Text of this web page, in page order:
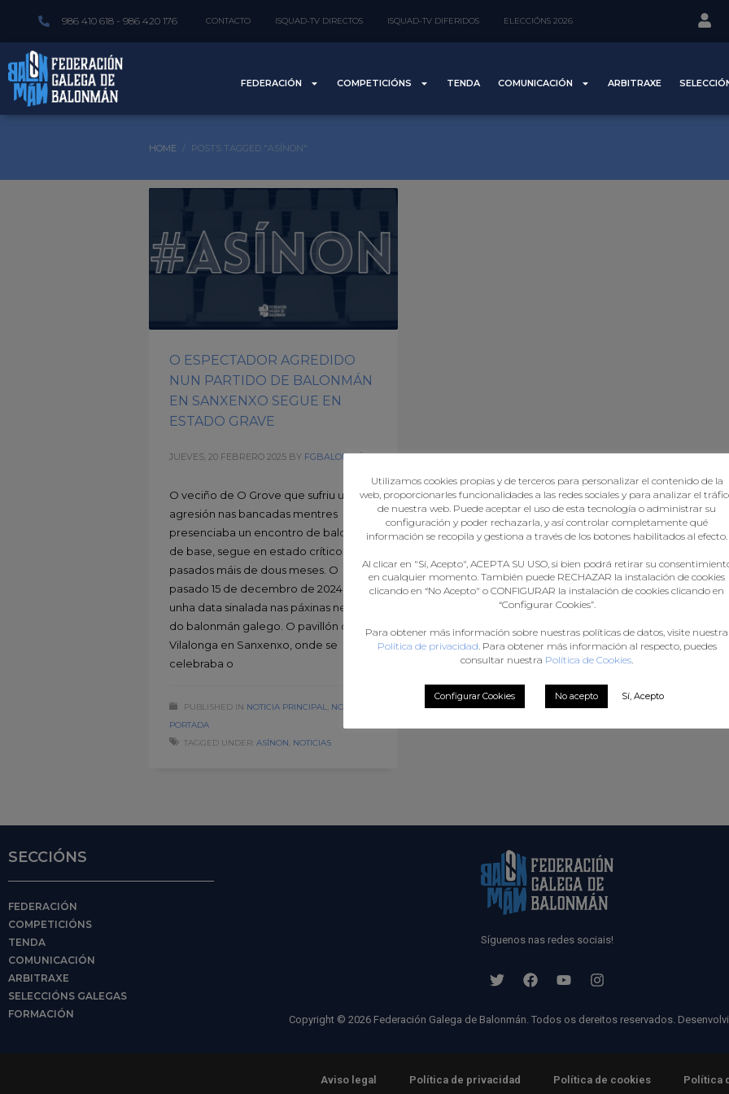
986 410 618 - 986 420 176 CONTACTO ISQUAD-TV DIRECTOS ISQUAD-TV DIFERIDOS ELECCIÓNS 2026
FEDERACIÓN COMPETICIÓNS TENDA COMUNICACIÓN ARBITRAXE
HOME POSTS TAGGED "ASÍNON"
O ESPECTADOR AGREDIDO
NUN PARTIDO DE BALONMÁN
EN SANXENXO SEGUE EN
ESTADO GRAVE
JUEVES, 20 FEBRERO 2025 BY FGBALONMÁN
O veciño de O Grove que sufriu unha
agresión nas bancadas mentres
presenciaba un encontro de balonmán
de base, segue en estado crítico
pasados máis de dous meses. O
pasado 15 de decembro de 2024 é
unha data sinalada nas páxinas negras
do balonmán galego. O pavillón de
Vilalonga en Sanxenxo, onde se
celebraba o
PUBLISHED IN NOTICIA PRINCIPAL NOTICIAS
PORTADA
TAGGED UNDER: ASÍNON NOTICIAS
SECCIÓNS
FEDERACIÓN
COMPETICIÓNS
TENDA
COMUNICACIÓN
ARBITRAXE
SELECCIÓNS GALEGAS
FORMACIÓN
Síguenos nas redes sociais!
Copyright © 2026 Federación Galega de Balonmán. Todos os dereitos reservados.
Aviso legal Política de privacidad Política de cookies Política
Utilizamos cookies propias y de terceros para personalizar el contenido de la
web, proporcionarles funcionalidades a las redes sociales y para analizar el
de nuestra web. Puede aceptar el uso de esta tecnología o administrar su
configuración y poder rechazarla, y así controlar completamente qué
información se recopila y gestiona a través de los botones habilitados al efecto.
Al clicar en "Sí, Acepto", ACEPTA SU USO, si bien podrá retirar su
en cualquier momento. También puede RECHAZAR la instalación de cookies
clicando en “No Acepto" o CONFIGURAR la instalación de cookies clicando en
“Configurar Cookies”.
Para obtener más información sobre nuestras políticas de datos, visite nuestra
Política de privacidad . Para obtener más información al respecto, puedes
consultar nuestra Política de Cookies
Configurar Cookies No acepto Sí, Acepto